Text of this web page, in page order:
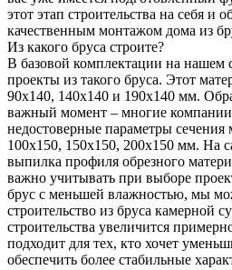
этот этап строительства на себя и
качественным монтажом дома из
Из какого бруса строите?
В базовой комплектации на нашем
проекты из такого бруса. Этот
90x140, 140x140 и 190x140 мм.
важный момент – многие компании
недостоверные параметры сечения
100x150, 150x150, 200x150 мм. На
выпилка профиля обрезного
важно учитывать при выборе
брус с меньшей влажностью, мы
строительство из бруса камерной
строительства увеличится
подходит для тех, кто хочет
обеспечить более стабильные